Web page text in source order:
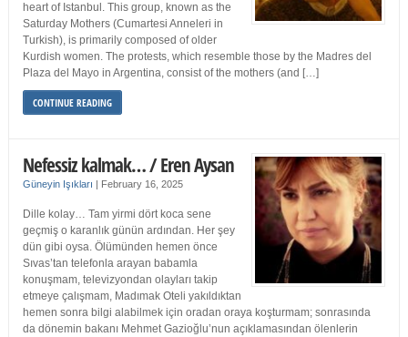
heart of Istanbul. This group, known as the
Saturday Mothers (Cumartesi Anneleri in
Turkish), is primarily composed of older
Kurdish women. The protests, which resemble those by the Madres del
Plaza del Mayo in Argentina, consist of the mothers (and […]
CONTINUE READING
Nefessiz kalmak… / Eren Aysan
Güneyin Işıkları | February 16, 2025
Dille kolay… Tam yirmi dört koca sene
geçmiş o karanlık günün ardından. Her şey
dün gibi oysa. Ölümünden hemen önce
Sıvas’tan telefonla arayan babamla
konuşmam, televizyondan olayları takip
etmeye çalışmam, Madımak Oteli yakıldıktan
hemen sonra bilgi alabilmek için oradan oraya koşturmam; sonrasında
da dönemin bakanı Mehmet Gazioğlu’nun açıklamasından ölenlerin